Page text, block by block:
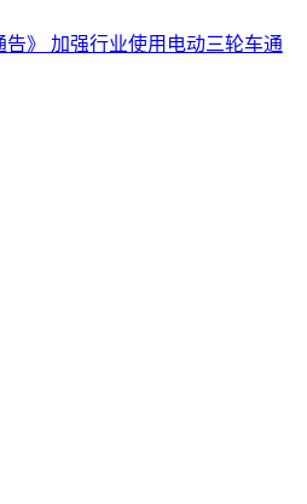
》 加强行业使用电动三轮车通